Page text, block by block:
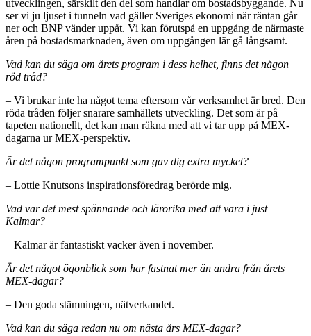
utvecklingen, särskilt den del som handlar om bostadsbyggande. Nu
ser vi ju ljuset i tunneln vad gäller Sveriges ekonomi när räntan går
ner och BNP vänder uppåt. Vi kan förutspå en uppgång de närmaste
åren på bostadsmarknaden, även om uppgången lär gå långsamt.
Vad kan du säga om årets program i dess helhet, finns det någon
röd tråd?
– Vi brukar inte ha något tema eftersom vår verksamhet är bred. Den
röda tråden följer snarare samhällets utveckling. Det som är på
tapeten nationellt, det kan man räkna med att vi tar upp på MEX-
dagarna ur MEX-perspektiv.
Är det någon programpunkt som gav dig extra mycket?
– Lottie Knutsons inspirationsföredrag berörde mig.
Vad var det mest spännande och lärorika med att vara i just
Kalmar?
– Kalmar är fantastiskt vacker även i november.
Är det något ögonblick som har fastnat mer än andra från årets
MEX-dagar?
– Den goda stämningen, nätverkandet.
Vad kan du säga redan nu om nästa års MEX-dagar?